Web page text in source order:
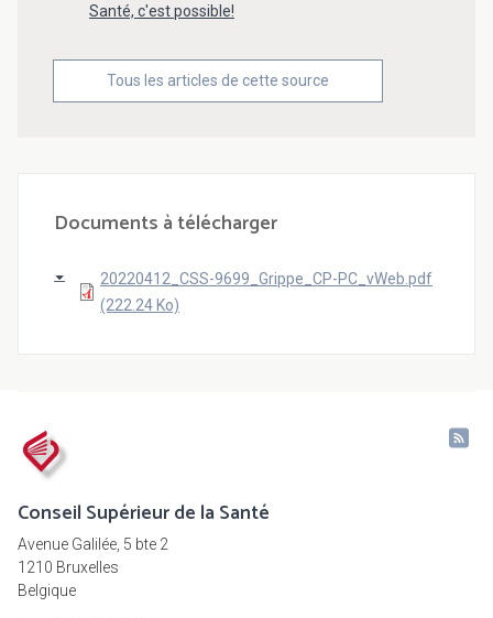
Santé, c'est possible!
Tous les articles de cette source
Documents à télécharger
20220412_CSS-9699_Grippe_CP-PC_vWeb.pdf
(222.24 Ko)
Conseil Supérieur de la Santé
Avenue Galilée, 5 bte 2
1210 Bruxelles
Belgique